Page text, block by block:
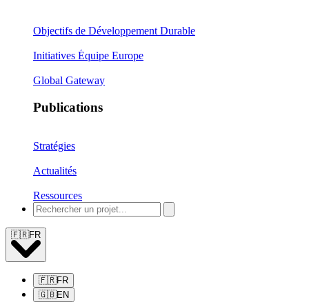
Objectifs de Développement Durable
Initiatives Équipe Europe
Global Gateway
Publications
Stratégies
Actualités
Ressources
🇫🇷FR
🇫🇷FR
🇬🇧EN